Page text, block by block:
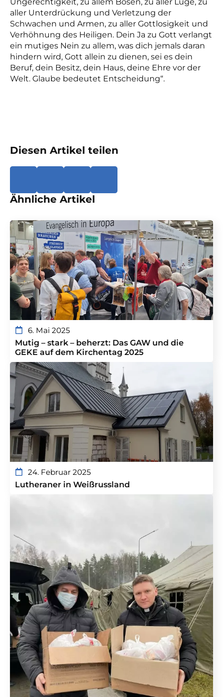
aller Unterdrückung und Verletzung der
Schwachen und Armen, zu aller Gottlosigkeit und
Verhöhnung des Heiligen. Dein Ja zu Gott verlangt
ein mutiges Nein zu allem, was dich jemals daran
hindern wird, Gott allein zu dienen, sei es dein
Beruf, dein Besitz, dein Haus, deine Ehre vor der
Welt. Glaube bedeutet Entscheidung“.
Diesen Artikel teilen
Ähnliche Artikel
6. Mai 2025
Mutig – stark – beherzt: Das GAW und die
GEKE auf dem Kirchentag 2025
24. Februar 2025
Lutheraner in Weißrussland